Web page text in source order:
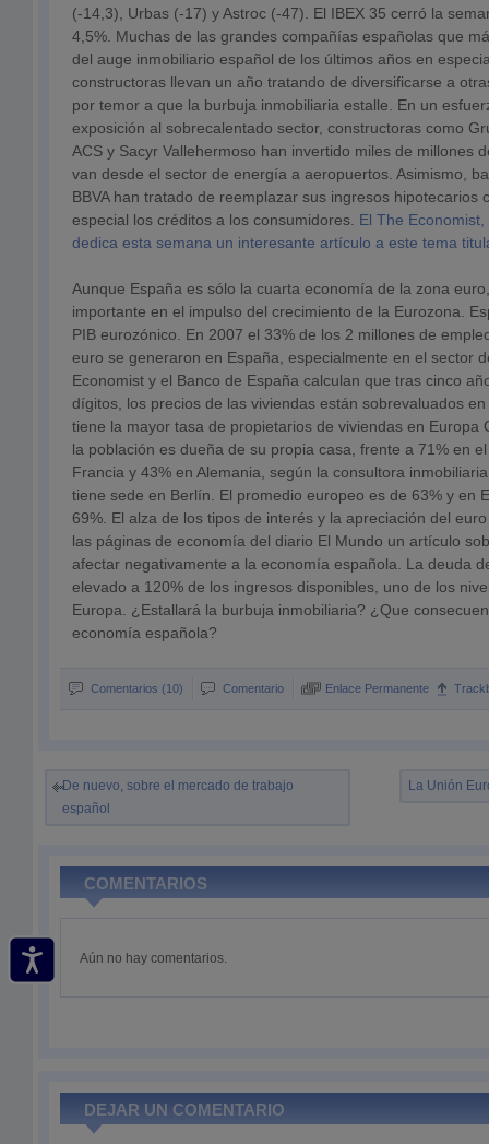
(-14,3), Urbas (-17) y Astroc (-47). El IBEX 35 cerró la
4,5%. Muchas de las grandes compañías españolas que
del auge inmobiliario español de los últimos años en
constructoras llevan un año tratando de diversificarse a
por temor a que la burbuja inmobiliaria estalle. En un
exposición al sobrecalentado sector, constructoras como
ACS y Sacyr Vallehermoso han invertido miles de millones
van desde el sector de energía a aeropuertos. Asimismo,
BBVA han tratado de reemplazar sus ingresos hipotecarios
especial los créditos a los consumidores. El The
dedica esta semana un interesante artículo a este tema
Aunque España es sólo la cuarta economía de la zona
importante en el impulso del crecimiento de la Eurozona.
PIB eurozónico. En 2007 el 33% de los 2 millones de
euro se generaron en España, especialmente en el sector
Economist y el Banco de España calculan que tras cinco
dígitos, los precios de las viviendas están sobrevaluados
tiene la mayor tasa de propietarios de viviendas en Europa
la población es dueña de su propia casa, frente a 71% en
Francia y 43% en Alemania, según la consultora
tiene sede en Berlín. El promedio europeo es de 63% y en
69%. El alza de los tipos de interés y la apreciación del
las páginas de economía del diario El Mundo un artículo
afectar negativamente a la economía española. La deuda
elevado a 120% de los ingresos disponibles, uno de los
Europa. ¿Estallará la burbuja inmobiliaria? ¿Que
economía española?
Comentarios (10) Comentario Enlace Permanente
De nuevo, sobre el mercado de trabajo
español
La Unión
COMENTARIOS
Aún no hay comentarios.
DEJAR UN COMENTARIO